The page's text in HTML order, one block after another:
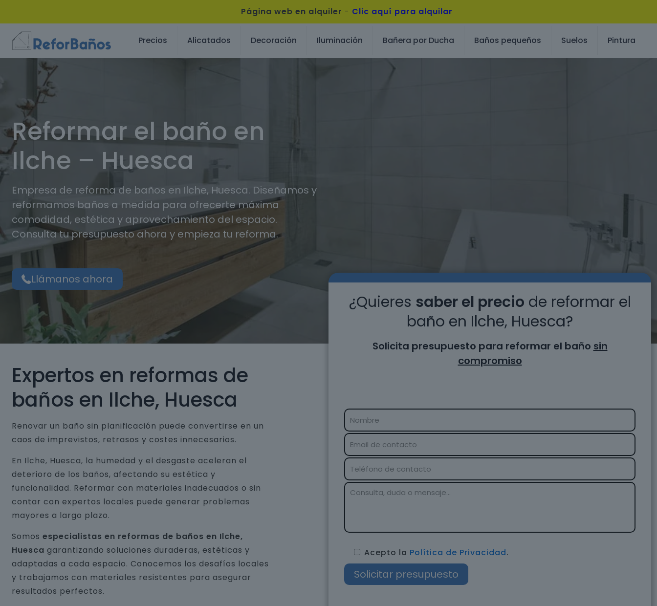
Página web en alquiler - Clic aquí para alquilar
Precios Alicatados Decoración Iluminación Bañera por Ducha Baños pequeños Suelos Pintura
Reformar el baño en
Ilche – Huesca
Empresa de reforma de baños en Ilche, Huesca. Diseñamos y
reformamos baños a medida para ofrecerte máxima
comodidad, estética y aprovechamiento del espacio.
Consulta tu presupuesto ahora y empieza tu reforma.
Llámanos ahora
Expertos en reformas de
baños en Ilche, Huesca
Renovar un baño sin planificación puede convertirse en un
caos de imprevistos, retrasos y costes innecesarios.
En Ilche, Huesca, la humedad y el desgaste aceleran el
deterioro de los baños, afectando su estética y
funcionalidad. Reformar con materiales inadecuados o sin
contar con expertos locales puede generar problemas
mayores a largo plazo.
Somos especialistas en reformas de baños en Ilche,
Huesca garantizando soluciones duraderas, estéticas y
adaptadas a cada espacio. Conocemos los desafíos locales
y trabajamos con materiales resistentes para asegurar
resultados perfectos.
¿Quieres saber el precio de reformar el
baño en Ilche, Huesca?
Solicita presupuesto para reformar el baño sin
compromiso
Acepto la Política de Privacidad.